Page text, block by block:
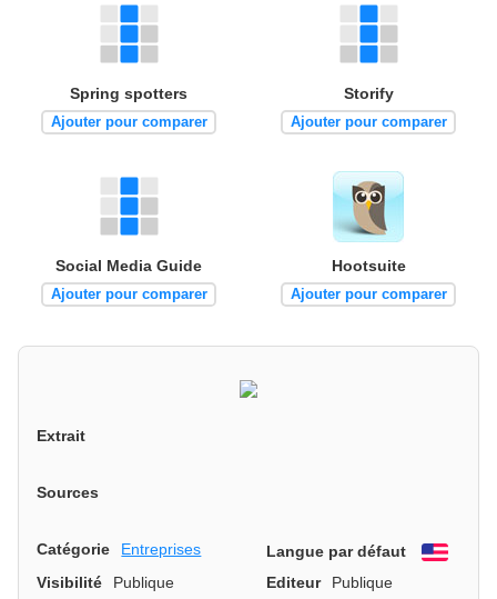
Spring spotters
Ajouter pour comparer
Storify
Ajouter pour comparer
Social Media Guide
Ajouter pour comparer
Hootsuite
Ajouter pour comparer
Extrait
Sources
Catégorie Entreprises Langue par défaut
Visibilité
Publique Editeur Publique